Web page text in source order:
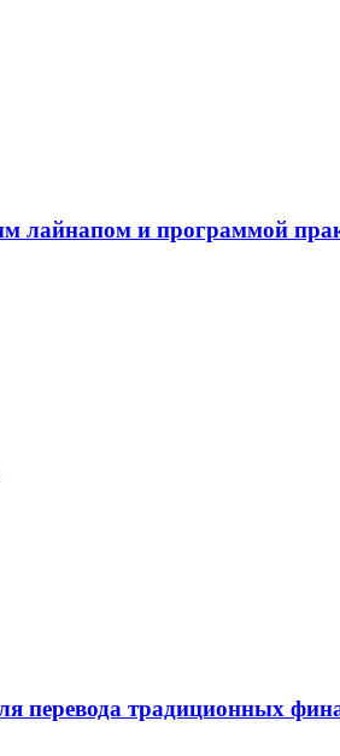
лайнапом и программой
перевода традиционных